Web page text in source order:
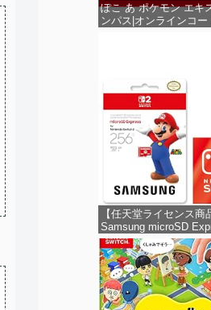
ぽこ あ ポケモン エキ
ンパス|オンラインコー
【任天堂ライセンス商
Samsung microSD
256GB for Nintendo
ムスン マイクロSDエ
カード 256GB) 【
限定特典】Nintendo S